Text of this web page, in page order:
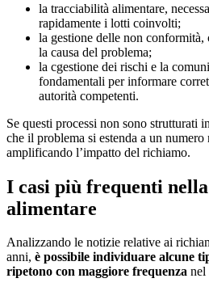
la tracciabilità alimentare,
rapidamente i lotti coinvolti;
la gestione delle non conformità,
la causa del problema;
la cgestione dei rischi e la
fondamentali per informare
autorità competenti.
Se questi processi non sono strutturati
che il problema si estenda a un
amplificando l’impatto del richiamo.
I casi più frequenti
alimentare
Analizzando le notizie relative ai
anni, è possibile individuare alcune
ripetono con maggiore frequenza nel